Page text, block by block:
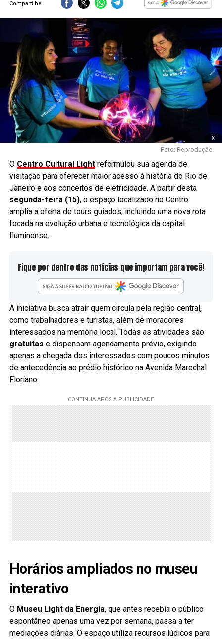
Compartilhe
x
Foto: Reprodução
O Centro Cultural Lightreformulou sua agenda de
visitação para oferecer maior acesso à história do Rio de
Janeiro e aos conceitos de eletricidade. A partir desta
segunda-feira (15), o espaço localizado no Centro
amplia a oferta de tours guiados, incluindo uma nova rota
focada na evolução urbana e tecnológica da capital
fluminense.
Fique por dentro das notícias que importam para você!
A iniciativa busca atrair quem circula pela região central,
como trabalhadores e turistas, além de moradores
interessados na memória local. Todas as atividades são
gratuitas e dispensam agendamento prévio, exigindo
apenas a chegada dos interessados com poucos minutos
de antecedência ao prédio histórico na Avenida Marechal
Floriano.
Horários ampliados no museu
interativo
O Museu Light da Energia, que antes recebia o público
espontâneo apenas uma vez por semana, passa a ter
mediações diárias. O espaço utiliza recursos lúdicos para